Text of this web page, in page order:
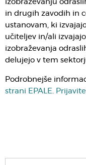
izobraževanju
in drugih zavodih in
ustanovam, ki
učiteljev in/ali
izobraževanja
delujejo v tem
Podrobnejše
strani EPALE
Prijavite